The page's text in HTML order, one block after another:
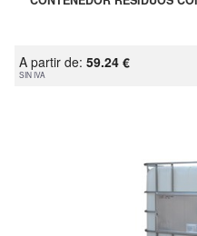
A partir de: 59.24 €
SIN IVA